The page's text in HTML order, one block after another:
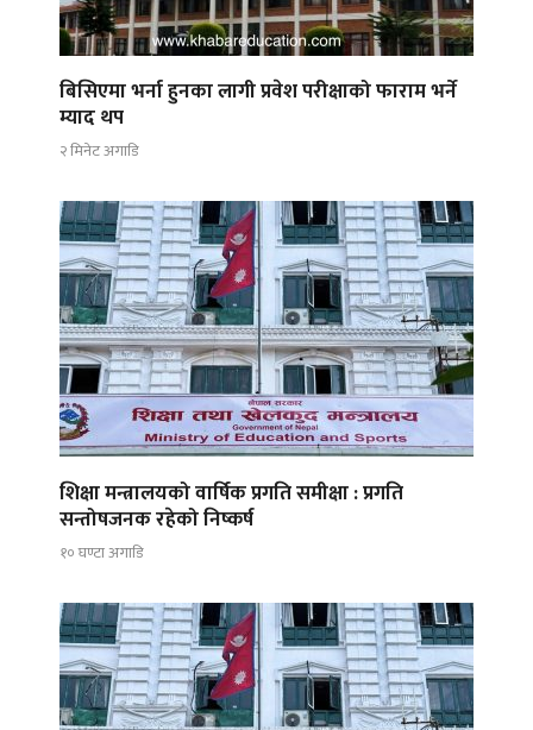
बिसिएमा भर्ना हुनका लागी प्रवेश परीक्षाको फाराम भर्ने
म्याद थप
२ मिनेट अगाडि
शिक्षा मन्त्रालयको वार्षिक प्रगति समीक्षा : प्रगति
सन्तोषजनक रहेको निष्कर्ष
१० घण्टा अगाडि